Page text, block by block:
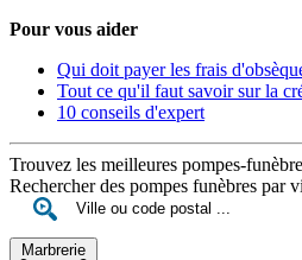
Pour vous aider
Qui doit payer les frais
Tout ce qu'il faut savoir sur la
10 conseils d'expert
Trouvez les meilleures pompes-
Rechercher des pompes funèbres par
Marbrerie